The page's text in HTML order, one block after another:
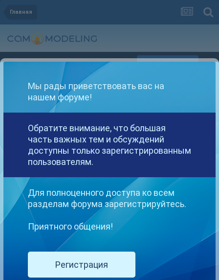
Главная
Уже зарегистрированы? Войти Регистрация
Другие варианты поиска
Найдено: 1 результат
СОРТИРОВКА
Платежная система Paxum (вопросы и
Мы рады приветствовать вас на
нашем форуме!
Обратите внимание, что большая
часть важных тем и обсуждений
доступны только зарегистрированным
пользователям.
Для полноценного доступа ко всем
разделам форума зарегистрируйтесь.
Приятного общения!
Регистрация